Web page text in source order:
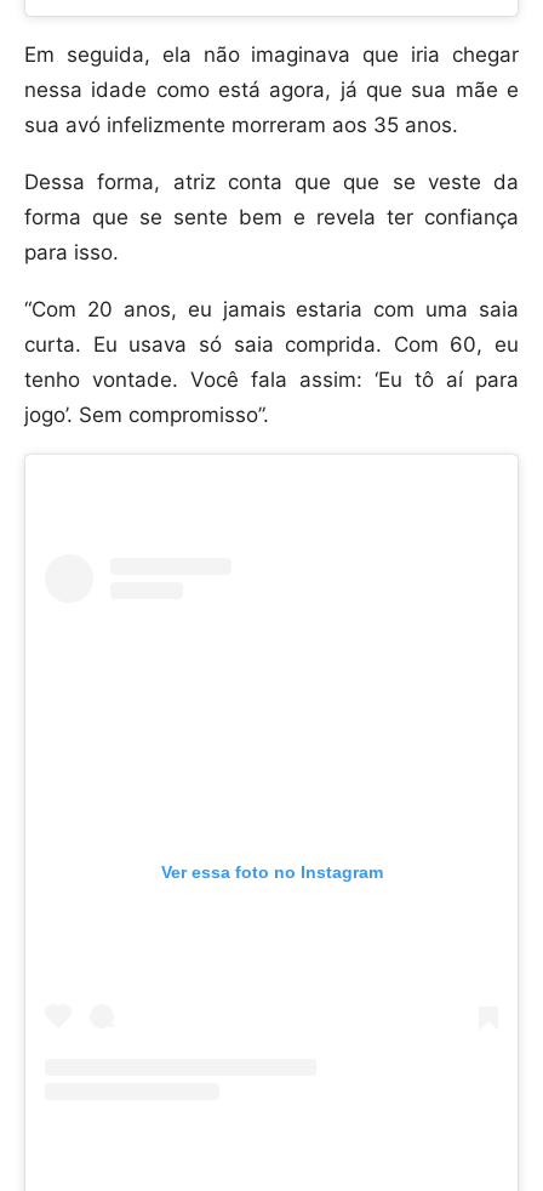
Em seguida, ela não imaginava que iria chegar
nessa idade como está agora, já que sua mãe e
sua avó infelizmente morreram aos 35 anos.
Dessa forma, atriz conta que que se veste da
forma que se sente bem e revela ter confiança
para isso.
“Com 20 anos, eu jamais estaria com uma saia
curta. Eu usava só saia comprida. Com 60, eu
tenho vontade. Você fala assim: ‘Eu tô aí para
jogo’. Sem compromisso”.
Ver essa foto no Instagram